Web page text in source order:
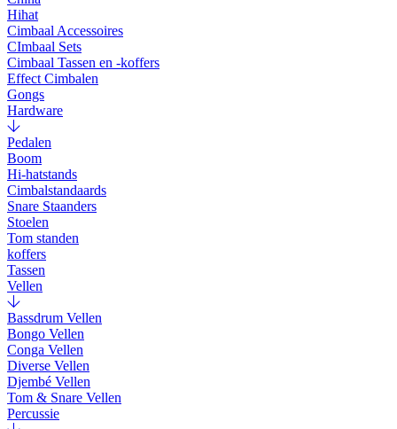
Hihat
Cimbaal Accessoires
CImbaal Sets
Cimbaal Tassen en -koffers
Effect Cimbalen
Gongs
Hardware
Pedalen
Boom
Hi-hatstands
Cimbalstandaards
Snare Staanders
Stoelen
Tom standen
koffers
Tassen
Vellen
Bassdrum Vellen
Bongo Vellen
Conga Vellen
Diverse Vellen
Djembé Vellen
Tom & Snare Vellen
Percussie